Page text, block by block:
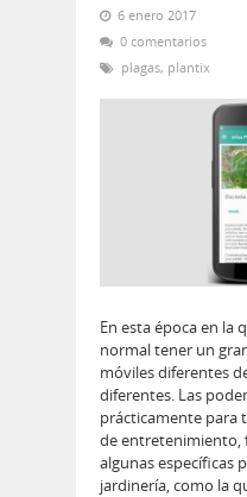
6 enero 2017
0 comentarios
plagas, plantix
En esta época en la
normal tener un
móviles diferentes
diferentes. Las
prácticamente para
de entretenimiento,
algunas específicas
jardinería, como la